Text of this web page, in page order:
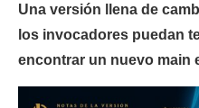
Una versión llena de
los invocadores puedan
encontrar un nuevo main